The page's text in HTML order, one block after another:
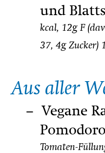
und
kcal, 12g F
37, 4g Zucker)
Aus aller
Vegane
Tomaten-